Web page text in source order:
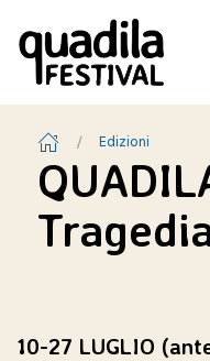
Edizioni
10-27 LUGLIO